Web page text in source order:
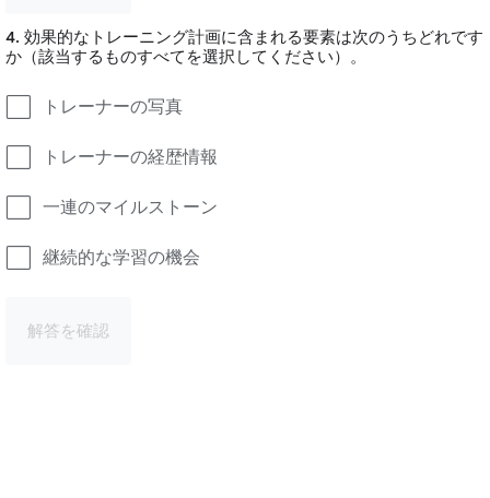
4. 効果的なトレーニング計画に含まれる要素は次のうちどれです
か（該当するものすべてを選択してください）。
トレーナーの写真
トレーナーの経歴情報
一連のマイルストーン
継続的な学習の機会
解答を確認